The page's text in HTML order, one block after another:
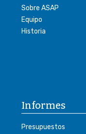
Sobre ASAP
Equipo
Historia
Informes
Presupuestos